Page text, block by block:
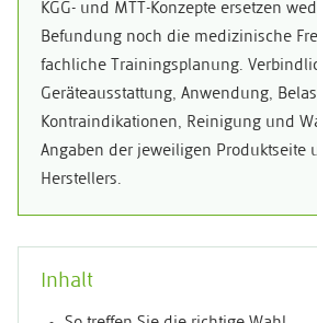
KGG- und MTT-Konzepte ersetzen
Befundung noch die medizinische
fachliche Trainingsplanung.
Geräteausstattung, Anwendung,
Kontraindikationen, Reinigung und
Angaben der jeweiligen Produktseite
Herstellers.
Inhalt